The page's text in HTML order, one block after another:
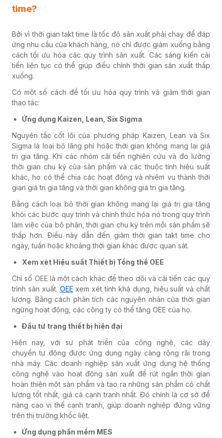
time?
Bởi vì thời gian takt time là tốc độ sản xuất phải chạy để đáp
ứng nhu cầu của khách hàng, nó chỉ được giảm xuống bằng
cách tối ưu hóa các quy trình sản xuất. Các sáng kiến ​​cải
tiến liên tục có thể giúp điều chỉnh thời gian sản xuất thấp
xuống.
Có một số cách để tối ưu hóa quy trình và giảm thời gian
thao tác:
Ứng dụng Kaizen, Lean, Six Sigma
Nguyên tắc cốt lõi của phương pháp Kaizen, Lean và Six
Sigma là loại bỏ lãng phí hoặc thời gian không mang lại giá
trị gia tăng. Khi các nhóm cải tiến nghiên cứu và đo lường
thời gian chu kỳ của sản phẩm và các thuộc tính hiệu suất
khác, họ có thể chia các hoạt động và nhiệm vụ thành thời
gian giá trị gia tăng và thời gian không giá trị gia tăng.
Bằng cách loại bỏ thời gian không mang lại giá trị gia tăng
khỏi các bước quy trình và chính thức hóa nó trong quy trình
làm việc của bộ phận, thời gian chu kỳ trên mỗi sản phẩm sẽ
thấp hơn. Điều này dẫn đến giảm thời gian takt time cho
ngày, tuần hoặc khoảng thời gian khác được quan sát.
Xem xét Hiệu suất Thiết bị Tổng thể OEE
Chỉ số OEE là một cách khác để theo dõi và cải tiến các quy
trình sản xuất. OEE xem xét tính khả dụng, hiệu suất và chất
lượng. Bằng cách phân tích các nguyên nhân của thời gian
ngừng hoạt động, các công ty có thể tăng OEE của họ.
Đầu tư trang thiết bị hiện đại
Hiện nay, với sự phát triển của công nghệ, các dây
chuyền tự động được ứng dụng ngày càng rộng rãi trong
nhà máy. Các doanh nghiệp sản xuất ứng dụng hệ thống
công nghệ vào hoạt động sản xuất để rút ngắn thời gian
hoàn thiện một sản phẩm và tạo ra những sản phẩm có chất
lượng tốt nhất, giá cả cạnh tranh nhất. Đó chính là cơ sở để
nâng cao vị thế cạnh tranh, giúp doanh nghiệp đứng vững
trên thị trường khốc liệt.
Ứng dụng phần mềm MES